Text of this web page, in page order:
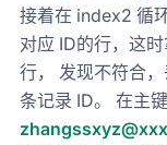
接着在 index2 循
对应 ID的行，这
行， 发现不符合
条记录 ID。 在主